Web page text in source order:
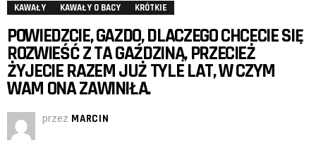
KAWAŁY KAWAŁY O BACY KRÓTKIE
POWIEDZCIE, GAZDO, DLACZEGO CHCECIE SIĘ
ROZWIEŚĆ Z TA GAŹDZINĄ, PRZECIEŻ
ŻYJECIE RAZEM JUŻ TYLE LAT, W CZYM
WAM ONA ZAWINIŁA.
przez MARCIN